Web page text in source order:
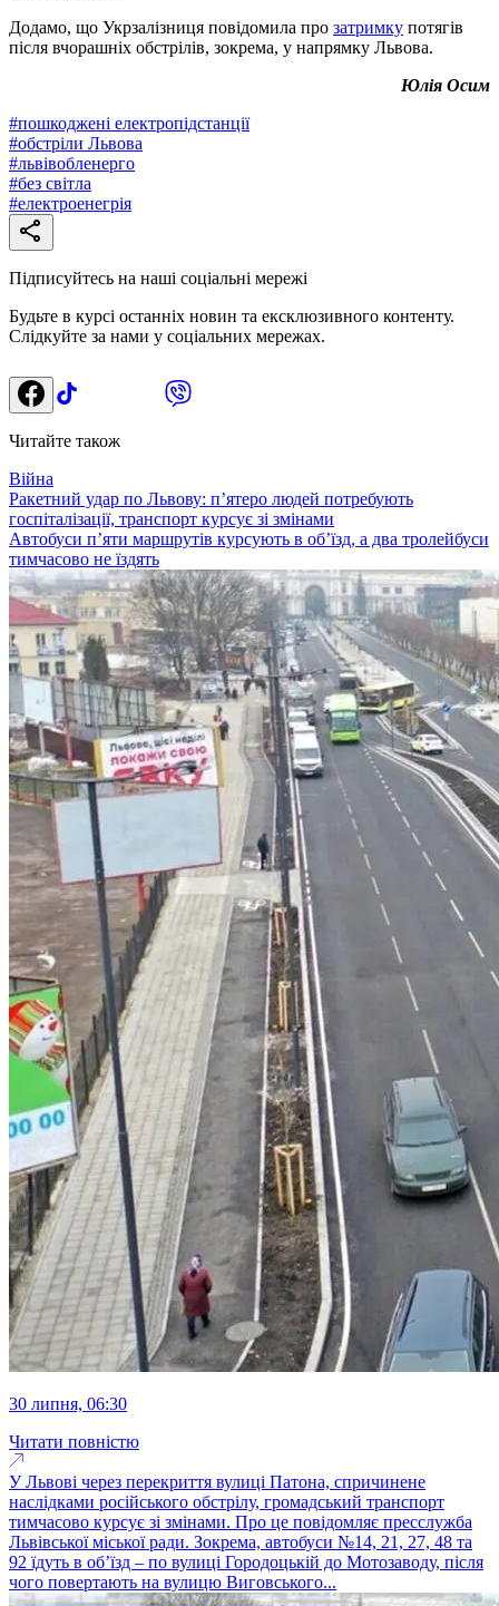
Додамо, що Укрзалізниця повідомила про затримку потягів
після вчорашніх обстрілів, зокрема, у напрямку Львова.
Юлія Осим
#пошкоджені електропідстанції
#обстріли Львова
#львівобленерго
#без світла
#електроенегрія
Підписуйтесь на наші соціальні мережі
Будьте в курсі останніх новин та ексклюзивного контенту.
Слідкуйте за нами у соціальних мережах.
Читайте також
Війна
Ракетний удар по Львову: п’ятеро людей потребують
госпіталізації, транспорт курсує зі змінами
Автобуси п’яти маршрутів курсують в об’їзд, а два тролейбуси
тимчасово не їздять
30 липня, 06:30
Читати повністю
У Львові через перекриття вулиці Патона, спричинене
наслідками російського обстрілу, громадський транспорт
тимчасово курсує зі змінами. Про це повідомляє пресслужба
Львівської міської ради. Зокрема, автобуси №14, 21, 27, 48 та
92 їдуть в об’їзд – по вулиці Городоцькій до Мотозаводу, після
чого повертають на вулицю Виговського...